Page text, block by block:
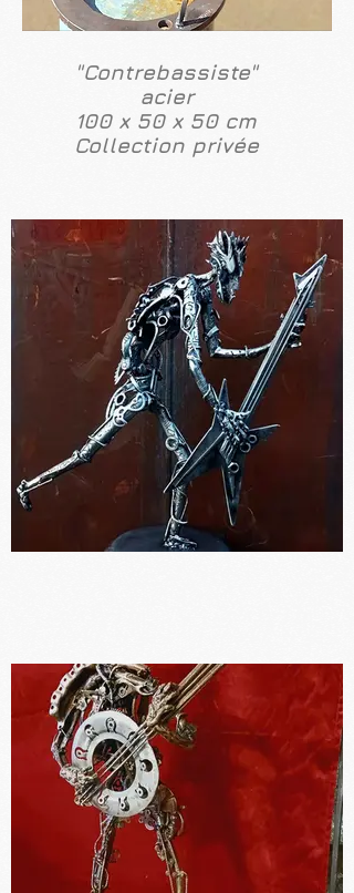
"Contrebassiste"
acier
100 x 50 x 50 cm
Collection privée